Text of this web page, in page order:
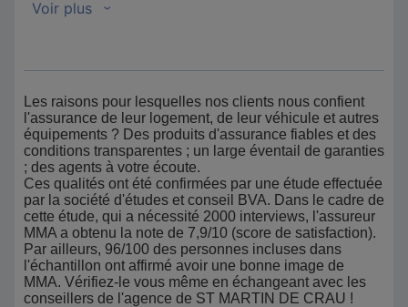
Les raisons pour lesquelles nos clients nous confient
l'assurance de leur logement, de leur véhicule et autres
équipements ? Des produits d'assurance fiables et des
conditions transparentes ; un large éventail de garanties
; des agents à votre écoute.
Ces qualités ont été confirmées par une étude effectuée
par la société d'études et conseil BVA. Dans le cadre de
cette étude, qui a nécessité 2000 interviews, l'assureur
MMA a obtenu la note de 7,9/10 (score de satisfaction).
Par ailleurs, 96/100 des personnes incluses dans
l'échantillon ont affirmé avoir une bonne image de
MMA. Vérifiez-le vous même en échangeant avec les
conseillers de l'agence de ST MARTIN DE CRAU !